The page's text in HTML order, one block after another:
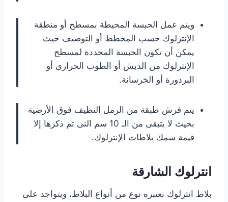
ويتم عمل الحبسة المحيطة بمسطح أو منطقة
الإنترلوك حسب المخطط أو التوصيف حيث
يمكن أن تكون الحبسة المحددة لمسطح
الإنترلوك من الدبش أو الطوب الحرارى أو
البردورة أو الخرسانة.
يتم فرش طبقة من الرمل النظيف فوق الأرضية
بحيث لا يتبقى من الـ 10 سم التى تم ذكرها إلا
قيمة سمك بلاطات الإنترلوك.
انترلوك الشارقة
بلاط انترلوك نعتبره نوع من أنواع البلاط، ويتواجد على